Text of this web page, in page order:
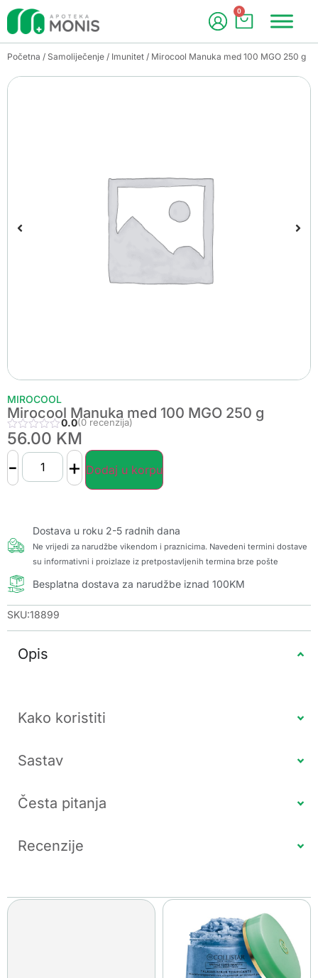
0
Početna / Samoliječenje / Imunitet / Mirocool Manuka med 100 MGO 250 g
MIROCOOL
Mirocool Manuka med 100 MGO 250 g
0.0(0 recenzija)
56.00 KM
- + Dodaj u korpu
Dostava u roku 2-5 radnih dana
Ne vrijedi za narudžbe vikendom i praznicima. Navedeni termini dostave
su informativni i proizlaze iz pretpostavljenih termina brze pošte
Besplatna dostava za narudžbe iznad 100KM
SKU:18899
Opis
Kako koristiti
Sastav
Česta pitanja
Recenzije